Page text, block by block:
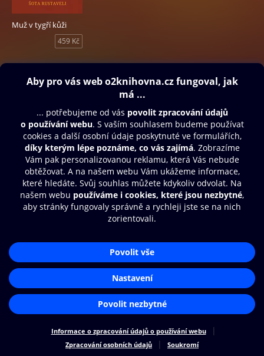
Muž v tygří kůži
459 Kč
Obsah ke stažení
Další zábava
© O2 Czech Republic a.s.
Nákupní řád
Přístupnost
Cookies
Nastavení cookies
Aplikace O2 Knihovna
Čti a poslouchej své e-knihy a
audioknihy rychleji a pohodlněji.